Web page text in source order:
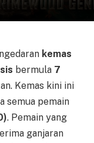
kemas
bermula 7
Kemas kini ini
semua pemain
. Pemain yang
ganjaran